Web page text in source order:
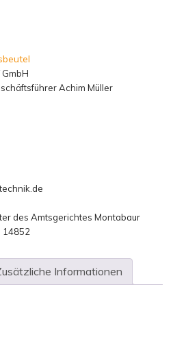
GmbH
Achim Müller
des Amtsgerichtes Montabaur
14852
Informationen